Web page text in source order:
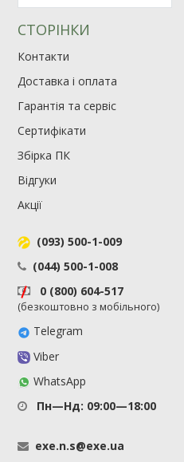
СТОРІНКИ
Контакти
Доставка і оплата
Гарантія та сервіс
Сертифікати
Збірка ПК
Відгуки
Акції
(093) 500-1-009
(044) 500-1-008
0 (800) 604-517
(безкоштовно з мобільного)
Telegram
Viber
WhatsApp
Пн—Нд: 09:00—18:00
exe.n.s@exe.ua